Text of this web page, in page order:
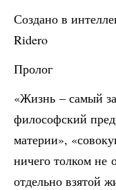
Создано в
Ridero
Пролог
«Жизнь – самый
философский
материи»,
ничего толком не
отдельно взятой